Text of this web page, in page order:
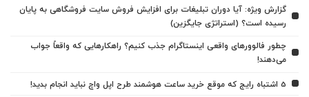
گزارش ویژه: آیا دوران تبلیغات برای افزایش فروش سایت فروشگاهی به پایان
رسیده است؟ (استراتژی جایگزین)
چطور فالوورهای واقعی اینستاگرام جذب کنیم؟ راهکارهایی که واقعاً جواب
می‌دهند!
5 اشتباه رایج که موقع خرید ساعت هوشمند طرح اپل واچ نباید انجام بدید!